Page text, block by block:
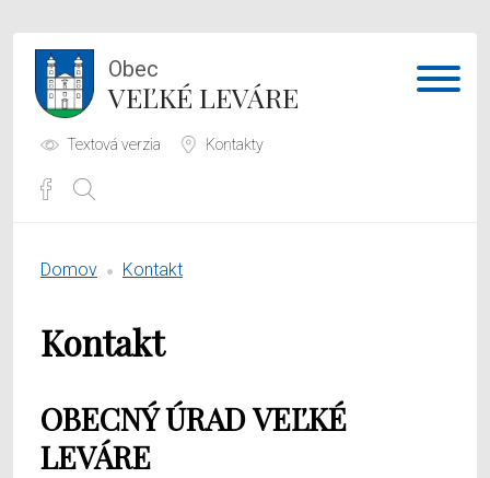
Obec
VEĽKÉ LEVÁRE
Textová verzia Kontakty
Obecný úrad
Domov Kontakt
Kontakt
OBECNÝ ÚRAD VEĽKÉ
LEVÁRE